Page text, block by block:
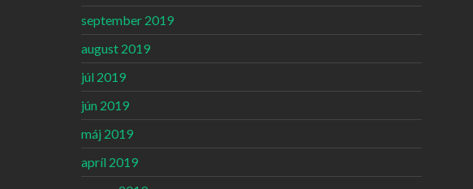
september 2019
august 2019
júl 2019
jún 2019
máj 2019
apríl 2019